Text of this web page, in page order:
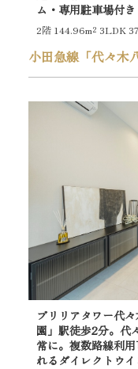
ム・専用駐車場付き
2階 144.96m² 3LDK
小田急線「代々木
ブリリアタワー代
園」駅徒歩2分。代
常に。複数路線利
れるダイレクトウ